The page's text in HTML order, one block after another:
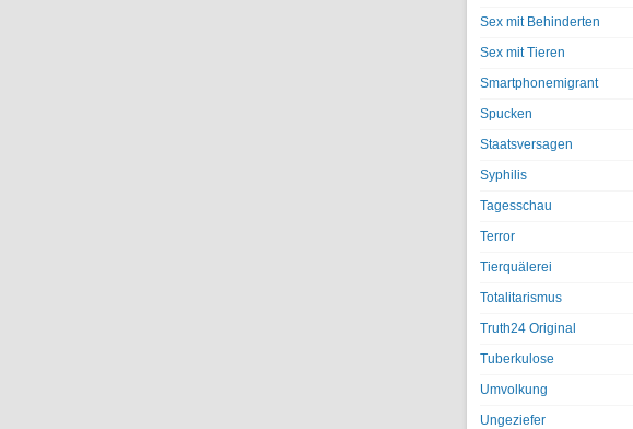
Sex mit Behinderten
Sex mit Tieren
Smartphonemigrant
Spucken
Staatsversagen
Syphilis
Tagesschau
Terror
Tierquälerei
Totalitarismus
Truth24 Original
Tuberkulose
Umvolkung
Ungeziefer